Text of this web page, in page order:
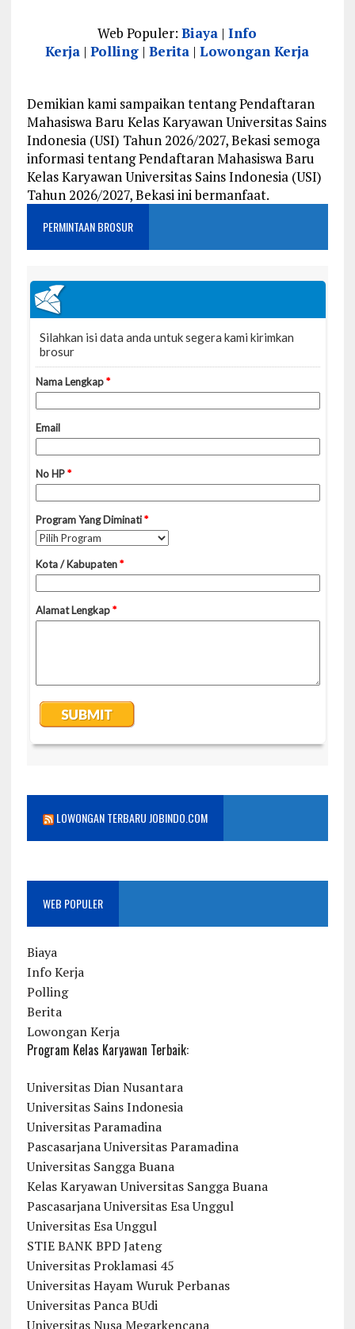
Web Populer:Biaya |Info
Kerja |Polling |Berita |Lowongan Kerja
Demikian kami sampaikan tentang Pendaftaran
Mahasiswa Baru Kelas Karyawan Universitas Sains
Indonesia (USI) Tahun 2026/2027, Bekasi semoga
informasi tentang Pendaftaran Mahasiswa Baru
Kelas Karyawan Universitas Sains Indonesia (USI)
Tahun 2026/2027, Bekasi ini bermanfaat.
PERMINTAAN BROSUR
LOWONGAN TERBARU JOBINDO.COM
WEB POPULER
Biaya
Info Kerja
Polling
Berita
Lowongan Kerja
Program Kelas Karyawan Terbaik:
Universitas Dian Nusantara
Universitas Sains Indonesia
Universitas Paramadina
Pascasarjana Universitas Paramadina
Universitas Sangga Buana
Kelas Karyawan Universitas Sangga Buana
Pascasarjana Universitas Esa Unggul
Universitas Esa Unggul
STIE BANK BPD Jateng
Universitas Proklamasi 45
Universitas Hayam Wuruk Perbanas
Universitas Panca BUdi
Universitas Nusa Megarkencana